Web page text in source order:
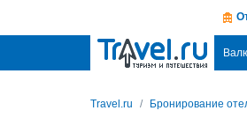
Travel.ru Бронирование